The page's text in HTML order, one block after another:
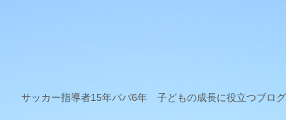
サッカー指導者15年パパ6年 子どもの成長に役立つブロ